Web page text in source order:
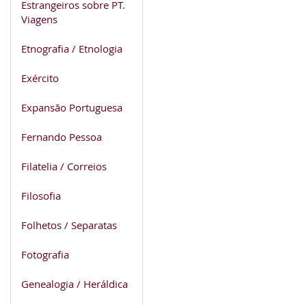
Estrangeiros sobre PT.
Viagens
Etnografia / Etnologia
Exército
Expansão Portuguesa
Fernando Pessoa
Filatelia / Correios
Filosofia
Folhetos / Separatas
Fotografia
Genealogia / Heráldica